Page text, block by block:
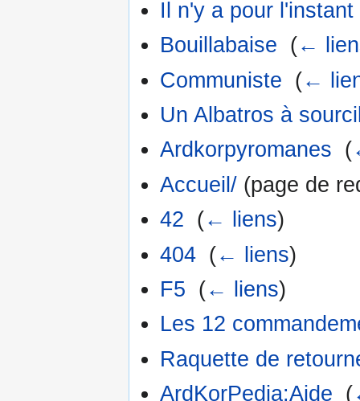
Il n'y a pour
Bouillabaise (←
Communiste (←
Un Albatros à
Ardkorpyromanes (
Accueil/ (page de
42 (← liens)
404 (← liens)
F5 (← liens)
Les 12
Raquette de
ArdKorPedia:Aide (